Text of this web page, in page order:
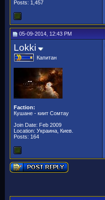
Posts: 1,457
05-09-2014, 12:43 PM
Lokki
Капитан
Faction:
Кушане - киит Сомтау
Join Date: Feb 2009
Location: Украина, Киев.
Posts: 164